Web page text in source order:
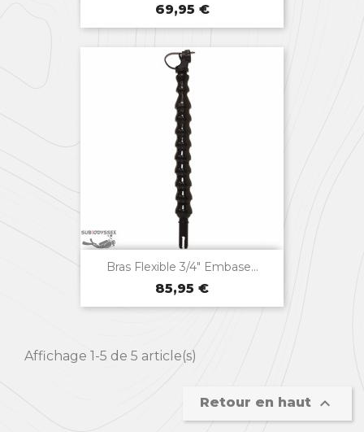
Prix
69,95 €
Bras Flexible 3/4" Embase...
Prix
85,95 €
Aperçu rapide
Affichage 1-5 de 5 article(s)
Retour en haut 